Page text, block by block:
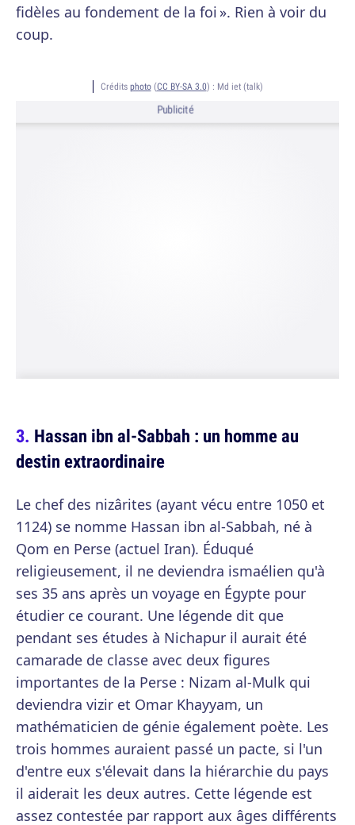
fidèles au fondement de la foi ». Rien à voir du
coup.
Crédits photo(CC BY-SA 3.0) : Md iet (talk)
Publicité
Hassan ibn al-Sabbah : un homme au
destin extraordinaire
Le chef des nizârites (ayant vécu entre 1050 et
1124) se nomme Hassan ibn al-Sabbah, né à
Qom en Perse (actuel Iran). Éduqué
religieusement, il ne deviendra ismaélien qu'à
ses 35 ans après un voyage en Égypte pour
étudier ce courant. Une légende dit que
pendant ses études à Nichapur il aurait été
camarade de classe avec deux figures
importantes de la Perse : Nizam al-Mulk qui
deviendra vizir et Omar Khayyam, un
mathématicien de génie également poète. Les
trois hommes auraient passé un pacte, si l'un
d'entre eux s'élevait dans la hiérarchie du pays
il aiderait les deux autres. Cette légende est
assez contestée par rapport aux âges différents